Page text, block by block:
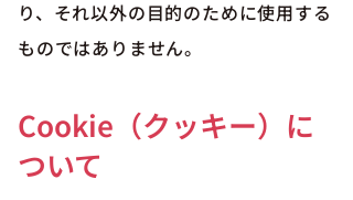
り、それ以外の目的のために使用する
ものではありません。
Cookie（クッキー）に
ついて